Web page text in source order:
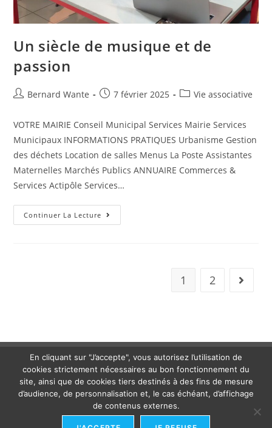
Un siècle de musique et de
passion
Bernard Wante 7 février 2025 Vie associative
VOTRE MAIRIE Conseil Municipal Services Mairie Services
Municipaux INFORMATIONS PRATIQUES Urbanisme Gestion
des déchets Location de salles Menus La Poste Assistantes
Maternelles Marchés Publics ANNUAIRE Commerces &
Services Actipôle Services…
Continuer La Lecture
1 2
En cliquant sur "J’accepte", vous autorisez l’utilisation de
cookies strictement nécessaires au bon fonctionnement du
site, ainsi que de cookies tiers destinés à des fins de mesure
d’audience, de personnalisation et, le cas échéant, d’affichage
de contenus externes.